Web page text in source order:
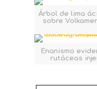
Árbol de lima
sobre
Enanismo
rutáceas